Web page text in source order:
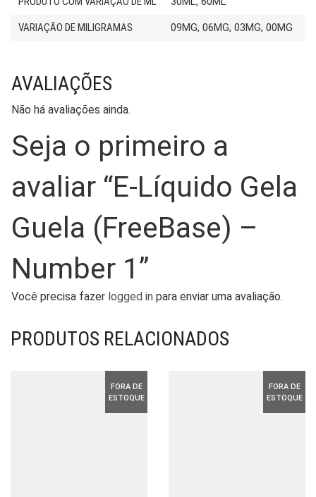
VARIAÇÃO DE MILIGRAMAS 09MG, 06MG, 03MG, 00MG
AVALIAÇÕES
Não há avaliações ainda.
Seja o primeiro a
avaliar “E-Líquido Gela
Guela (FreeBase) –
Number 1”
Você precisa fazer logged in para enviar uma avaliação.
PRODUTOS RELACIONADOS
FORA DE
ESTOQUE
FORA DE
ESTOQUE